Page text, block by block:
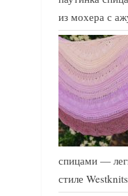
из мохера с
спицами —
стиле Westknits